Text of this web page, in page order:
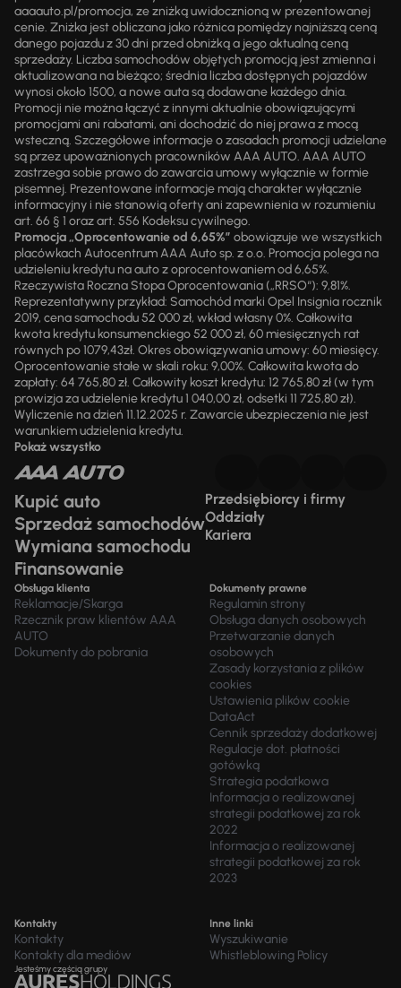
aaaauto.pl/promocja, ze zniżką uwidocznioną w prezentowanej
cenie. Zniżka jest obliczana jako różnica pomiędzy najniższą ceną
danego pojazdu z 30 dni przed obniżką a jego aktualną ceną
sprzedaży. Liczba samochodów objętych promocją jest zmienna i
aktualizowana na bieżąco; średnia liczba dostępnych pojazdów
wynosi około 1500, a nowe auta są dodawane każdego dnia.
Promocji nie można łączyć z innymi aktualnie obowiązującymi
promocjami ani rabatami, ani dochodzić do niej prawa z mocą
wsteczną. Szczegółowe informacje o zasadach promocji udzielane
są przez upoważnionych pracowników AAA AUTO. AAA AUTO
zastrzega sobie prawo do zawarcia umowy wyłącznie w formie
pisemnej. Prezentowane informacje mają charakter wyłącznie
informacyjny i nie stanowią oferty ani zapewnienia w rozumieniu
art. 66 § 1 oraz art. 556 Kodeksu cywilnego.
Promocja „Oprocentowanie od 6,65%” obowiązuje we wszystkich
placówkach Autocentrum AAA Auto sp. z o.o. Promocja polega na
udzieleniu kredytu na auto z oprocentowaniem od 6,65%.
Rzeczywista Roczna Stopa Oprocentowania („RRSO“): 9,81%.
Reprezentatywny przykład: Samochód marki Opel Insignia rocznik
2019, cena samochodu 52 000 zł, wkład własny 0%. Całkowita
kwota kredytu konsumenckiego 52 000 zł, 60 miesięcznych rat
równych po 1079,43zł. Okres obowiązywania umowy: 60 miesięcy.
Oprocentowanie stałe w skali roku: 9,00%. Całkowita kwota do
zapłaty: 64 765,80 zł. Całkowity koszt kredytu: 12 765,80 zł (w tym
prowizja za udzielenie kredytu 1 040,00 zł, odsetki 11 725,80 zł).
Wyliczenie na dzień 11.12.2025 r. Zawarcie ubezpieczenia nie jest
warunkiem udzielenia kredytu.
Pokaż wszystko
Kupić auto
Sprzedaż samochodów
Wymiana samochodu
Finansowanie
Przedsiębiorcy i firmy
Oddziały
Kariera
Obsługa klienta
Reklamacje/Skarga
Rzecznik praw klientów AAA
AUTO
Dokumenty do pobrania
Dokumenty prawne
Regulamin strony
Obsługa danych osobowych
Przetwarzanie danych
osobowych
Zasady korzystania z plików
cookies
Ustawienia plików cookie
DataAct
Cennik sprzedaży dodatkowej
Regulacje dot. płatności
gotówką
Strategia podatkowa
Informacja o realizowanej
strategii podatkowej za rok
2022
Informacja o realizowanej
strategii podatkowej za rok
2023
Kontakty
Kontakty
Kontakty dla mediów
Inne linki
Wyszukiwanie
Whistleblowing Policy
Jesteśmy częścią grupy